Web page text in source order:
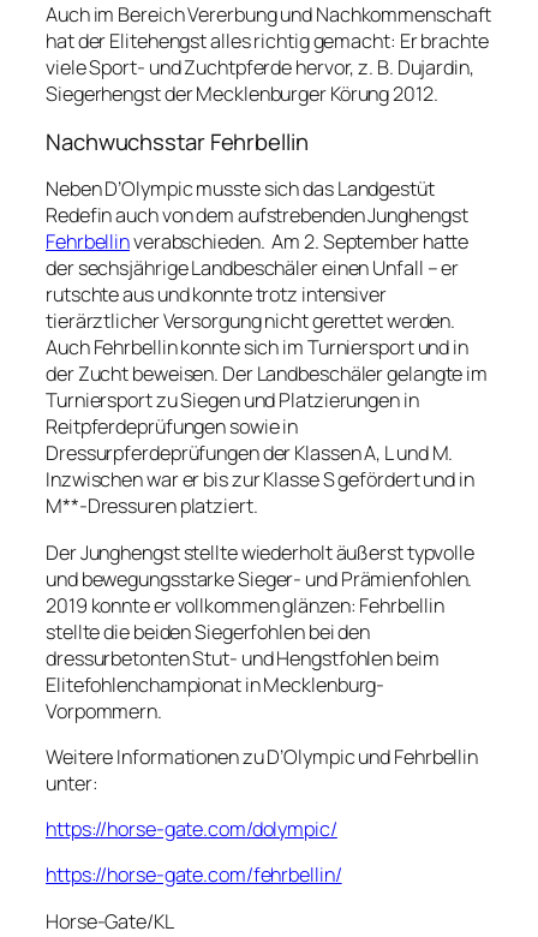
Auch im Bereich Vererbung und Nachkommenschaft
hat der Elitehengst alles richtig gemacht: Er brachte
viele Sport- und Zuchtpferde hervor, z. B. Dujardin,
Siegerhengst der Mecklenburger Körung 2012.
Nachwuchsstar Fehrbellin
Neben D’Olympic musste sich das Landgestüt
Redefin auch von dem aufstrebenden Junghengst
Fehrbellinverabschieden. Am 2. September hatte
der sechsjährige Landbeschäler einen Unfall – er
rutschte aus und konnte trotz intensiver
tierärztlicher Versorgung nicht gerettet werden.
Auch Fehrbellin konnte sich im Turniersport und in
der Zucht beweisen. Der Landbeschäler gelangte im
Turniersport zu Siegen und Platzierungen in
Reitpferdeprüfungen sowie in
Dressurpferdeprüfungen der Klassen A, L und M.
Inzwischen war er bis zur Klasse S gefördert und in
M**-Dressuren platziert.
Der Junghengst stellte wiederholt äußerst typvolle
und bewegungsstarke Sieger- und Prämienfohlen.
2019 konnte er vollkommen glänzen: Fehrbellin
stellte die beiden Siegerfohlen bei den
dressurbetonten Stut- und Hengstfohlen beim
Elitefohlenchampionat in Mecklenburg-
Vorpommern.
Weitere Informationen zu D’Olympic und Fehrbellin
unter:
https://horse-gate.com/dolympic/
https://horse-gate.com/fehrbellin/
Horse-Gate/KL